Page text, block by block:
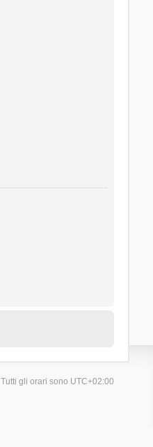
Tutti gli orari sono UTC+02:00